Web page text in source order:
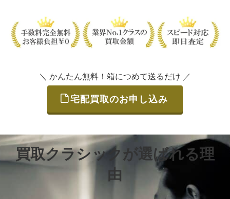
＼ かんたん無料！箱につめて送るだけ ／
宅配買取のお申し込み
買取クラシックが選ばれる理
由